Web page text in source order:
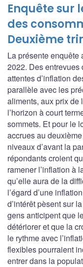
Enquête sur
des
Deuxième
La présente enquête
2022. Des
attentes d’inflation
parallèle avec les
aliments, aux prix de
l’horizon à court
sommets. Et pour le
accrues au
niveaux d’avant la
répondants croient
ramener l’inflation à
qu’elle aura de la
l’égard d’une
d’intérêt pèsent sur
gens anticipent que
détériorer et que la
le rythme avec
flexibles pourraient
entrer dans la